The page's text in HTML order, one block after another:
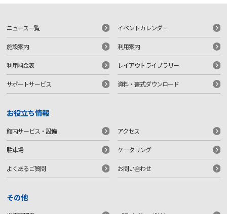
ニュース一覧 イベントカレンダー
施設案内 利用案内
利用料金表 レイアウトライブラリー
サポートサービス 資料・書式ダウンロード
お役立ち情報
館内サービス・設備 アクセス
駐車場 ケータリング
よくあるご質問 お問い合わせ
その他